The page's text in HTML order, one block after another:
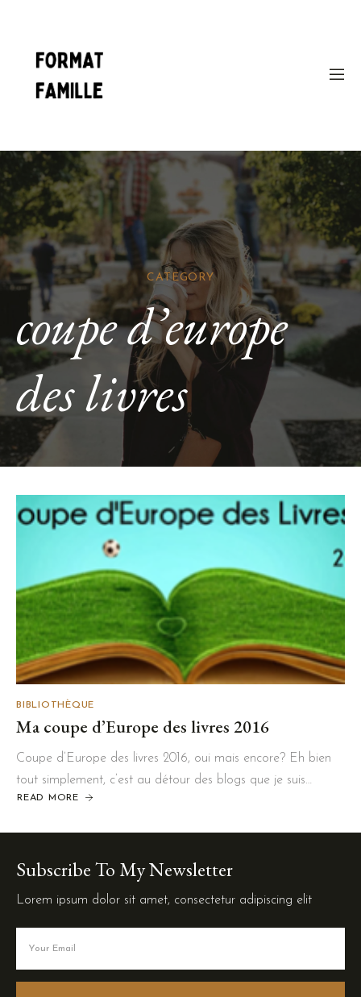
CATEGORY
coupe d’europe
des livres
BIBLIOTHÈQUE
Ma coupe d’Europe des livres 2016
Coupe d’Europe des livres 2016, oui mais encore? Eh bien
tout simplement, c’est au détour des blogs que je suis…
READ MORE
Subscribe To My Newsletter
Lorem ipsum dolor sit amet, consectetur adipiscing elit